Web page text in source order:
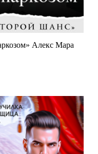
Алекс Мара